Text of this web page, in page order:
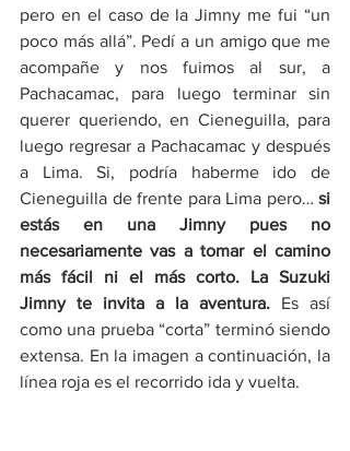
pero en el caso de la Jimny me fui “un
poco más allá”. Pedí a un amigo que me
acompañe y nos fuimos al sur, a
Pachacamac, para luego terminar sin
querer queriendo, en Cieneguilla, para
luego regresar a Pachacamac y después
a Lima. Si, podría haberme ido de
Cieneguilla de frente para Lima pero… si
estás en una Jimny pues no
necesariamente vas a tomar el camino
más fácil ni el más corto. La Suzuki
Jimny te invita a la aventura. Es así
como una prueba “corta” terminó siendo
extensa. En la imagen a continuación, la
línea roja es el recorrido ida y vuelta.